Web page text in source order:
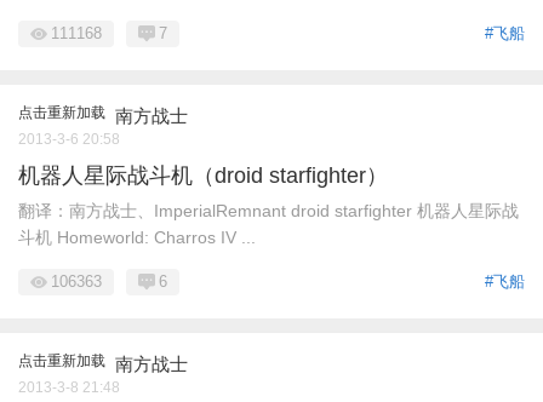
#飞船
111168 7
点击重新加载 南方战士
2013-3-6 20:58
机器人星际战斗机（droid starfighter）
翻译：南方战士、ImperialRemnant droid starfighter 机器人星际战
斗机 Homeworld: Charros IV ...
#飞船
106363 6
点击重新加载 南方战士
2013-3-8 21:48